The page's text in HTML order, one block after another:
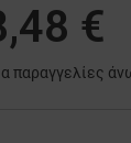
€
παραγγελίες